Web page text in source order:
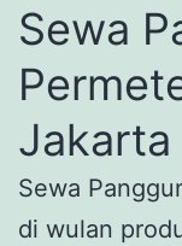
Sewa
Jakarta
Sewa
di wulan